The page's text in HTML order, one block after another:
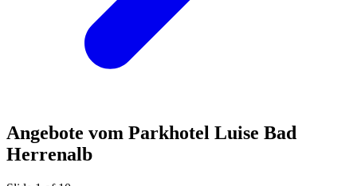
Angebote vom Parkhotel Luise Bad
Herrenalb